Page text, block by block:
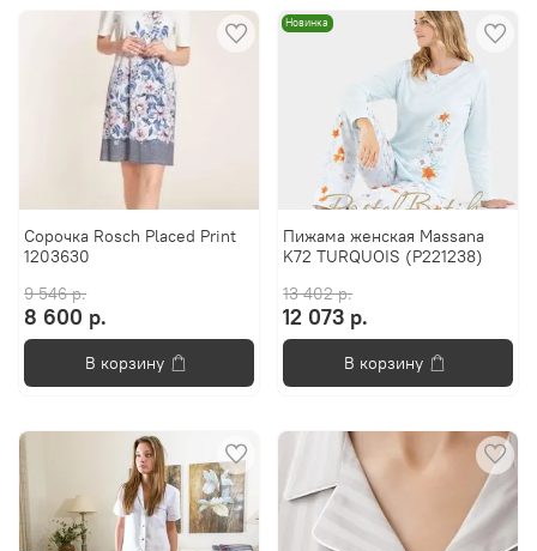
Сорочка Rosch Placed Print
1203630
9 546 р.
8 600 р.
В корзину
Новинка
Пижама женская Massana
K72 TURQUOIS (P221238)
13 402 р.
12 073 р.
В корзину